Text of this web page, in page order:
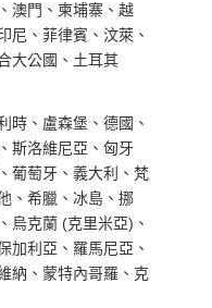
澳門、柬埔寨、越
尼、菲律賓、汶萊、
大公國、土耳其
時、盧森堡、德國、
斯洛維尼亞、匈牙
葡萄牙、義大利、梵
、希臘、冰島、挪
烏克蘭 (克里米亞)、
加利亞、羅馬尼亞、
納、蒙特內哥羅、克